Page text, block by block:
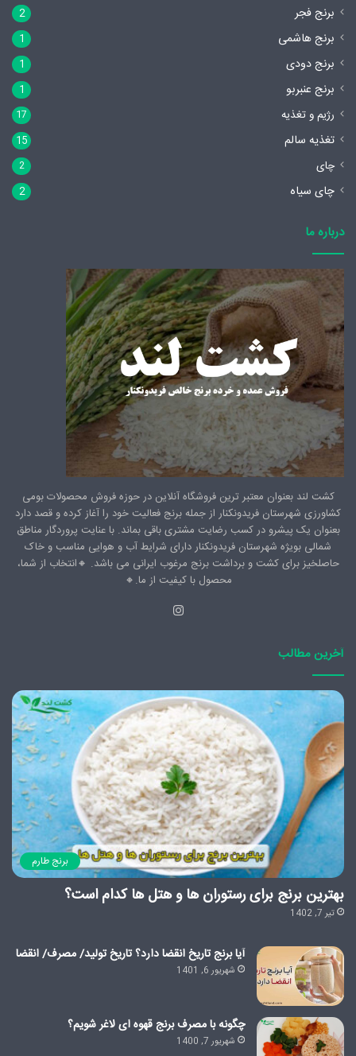
برنج فجر 2
برنج هاشمی 1
برنج دودی 1
برنج عنبربو 1
رژیم و تغذیه 17
تغذیه سالم 15
چای 2
چای سیاه 2
درباره ما
کشت لند بعنوان معتبر ترین فروشگاه آنلاین در حوزه فروش محصولات بومی
کشاورزی شهرستان فریدونکنار از جمله برنج فعالیت خود را آغاز کرده و قصد دارد
بعنوان یک پیشرو در کسب رضایت مشتری باقی بماند. با عنایت پروردگار مناطق
شمالی بویژه شهرستان فریدونکنار دارای شرایط آب و هوایی مناسب و خاک
حاصلخیز برای کشت و برداشت برنج مرغوب ایرانی می باشد. 🔸️انتخاب از شما،
محصول با کیفیت از ما.🔸️
آخرین مطالب
برنج طارم
بهترین برنج برای رستوران ها و هتل ها کدام است؟
تیر 7, 1402
آیا برنج تاریخ انقضا دارد؟ تاریخ تولید/ مصرف/ انقضا
شهریور 6, 1401
چگونه با مصرف برنج قهوه ای لاغر شویم؟
شهریور 7, 1400